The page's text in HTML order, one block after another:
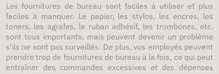
Les fournitures de bureau sont faciles à utiliser et plus
faciles à manquer. Le papier, les stylos, les encres, les
toners, les agrafes, le ruban adhésif, les trombones, etc.
sont tous importants, mais peuvent devenir un problème
s'ils ne sont pas surveillés. De plus, vos employés peuvent
prendre trop de fournitures de bureau à la fois, ce qui peut
entraîner des commandes excessives et des dépenses